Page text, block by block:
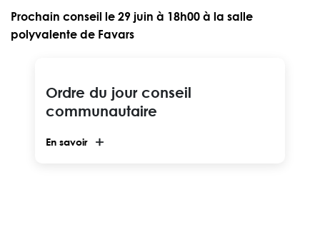
Prochain conseil le 29 juin à 18h00 à la salle
polyvalente de Favars
Ordre du jour conseil
communautaire
En savoir